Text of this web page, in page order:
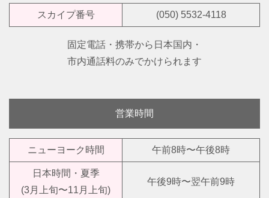
スカイプ番号 (050) 5532-4118
固定電話・携帯から日本国内・
市内通話料のみでかけられます
営業時間
ニューヨーク時間 午前8時〜午後8時
日本時間・夏季
(3月上旬〜11月上旬)
午後9時〜翌午前9時